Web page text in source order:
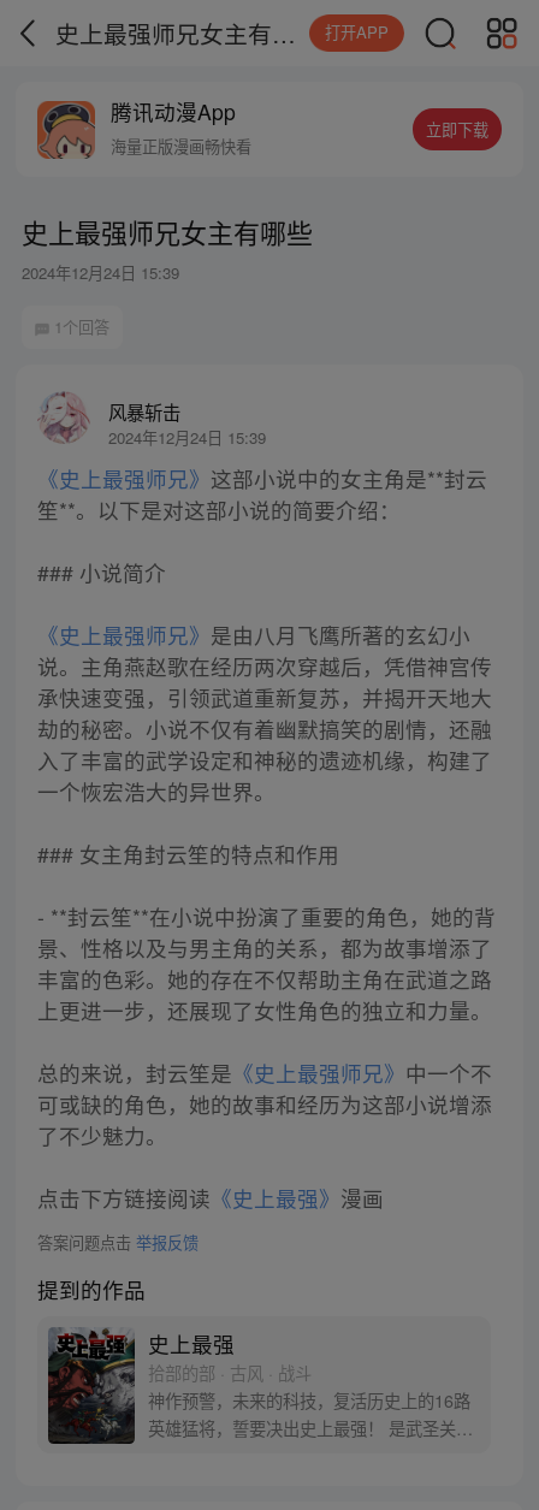
史上最强师兄女主有哪些 打开APP
腾讯动漫App
海量正版漫画畅快看
立即下载
史上最强师兄女主有哪些
2024年12月24日 15:39
1个回答
风暴斩击
2024年12月24日 15:39
《史上最强师兄》 这部小说中的女主角是**封云
笙**。以下是对这部小说的简要介绍：
### 小说简介
《史上最强师兄》 是由八月飞鹰所著的玄幻小
说。主角燕赵歌在经历两次穿越后，凭借神宫传
承快速变强，引领武道重新复苏，并揭开天地大
劫的秘密。小说不仅有着幽默搞笑的剧情，还融
入了丰富的武学设定和神秘的遗迹机缘，构建了
一个恢宏浩大的异世界。
### 女主角封云笙的特点和作用
- **封云笙**在小说中扮演了重要的角色，她的背
景、性格以及与男主角的关系，都为故事增添了
丰富的色彩。她的存在不仅帮助主角在武道之路
上更进一步，还展现了女性角色的独立和力量。
总的来说，封云笙是 《史上最强师兄》 中一个不
可或缺的角色，她的故事和经历为这部小说增添
了不少魅力。
点击下方链接阅读 《史上最强》 漫画
答案问题点击 举报反馈
提到的作品
史上最强
拾部的部 · 古风 · 战斗
神作预警，未来的科技，复活历史上的16路
英雄猛将，誓要决出史上最强！ 是武圣关云